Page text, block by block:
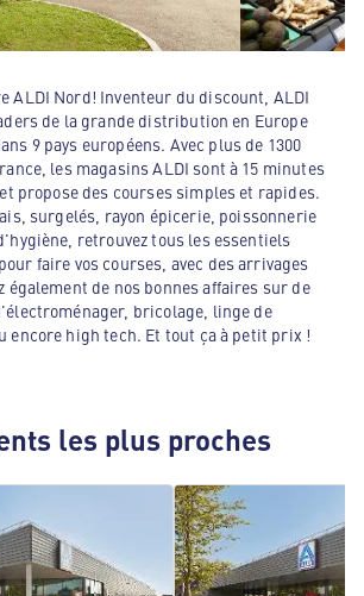
ALDI Nord! Inventeur du discount, ALDI
de la grande distribution en Europe
9 pays européens. Avec plus de 1300
les magasins ALDI sont à 15 minutes
propose des courses simples et rapides.
surgelés, rayon épicerie, poissonnerie
retrouvez tous les essentiels
faire vos courses, avec des arrivages
également de nos bonnes affaires sur de
bricolage, linge de
encore high tech. Et tout ça à petit prix !
les plus proches